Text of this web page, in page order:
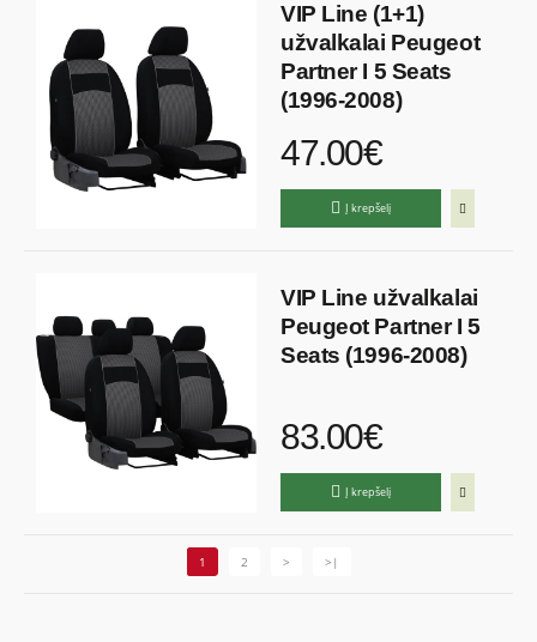
VIP Line (1+1)
užvalkalai Peugeot
Partner I 5 Seats
(1996-2008)
47.00€
Į krepšelį
VIP Line užvalkalai
Peugeot Partner I 5
Seats (1996-2008)
83.00€
Į krepšelį
1 2 > >|